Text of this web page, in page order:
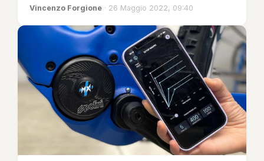
Vincenzo Forgione · 26 Maggio 2022, 09:40